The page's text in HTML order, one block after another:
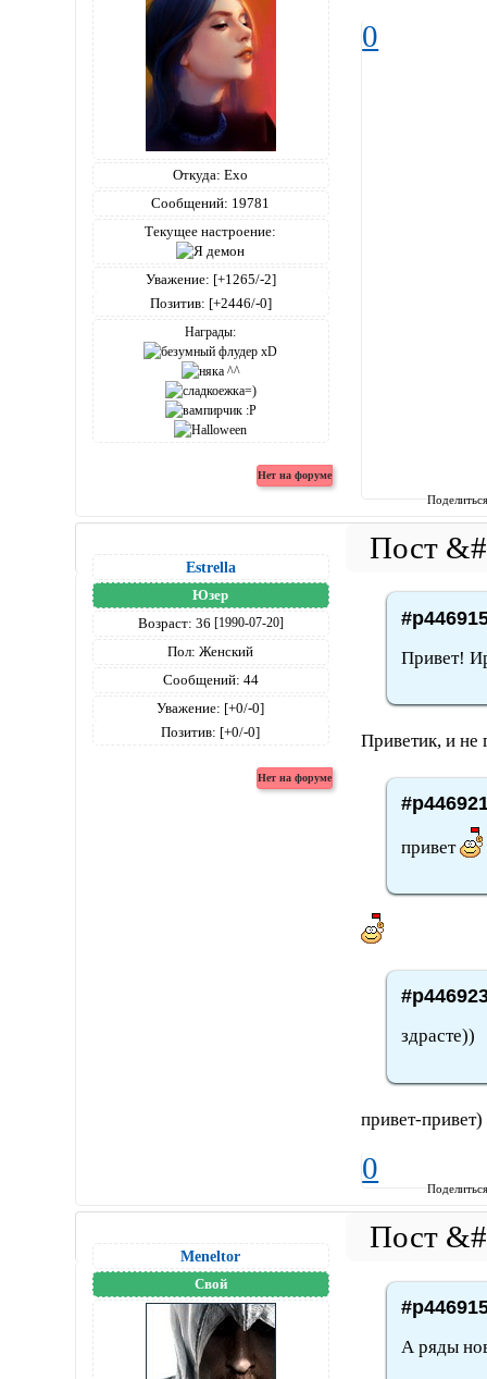
Откуда: Ехо
Сообщений: 19781
Текущее настроение:
Уважение: [+1265/-2]
Позитив: [+2446/-0]
Награды:
0
Estrella
Юзер
Возраст: 36 [1990-07-20]
Пол: Женский
Сообщений: 44
Уважение: [+0/-0]
Позитив: [+0/-0]
Привет!
Приветик, и не
привет
здрасте))
привет-привет)
0
Meneltоr
Свой
А ряды